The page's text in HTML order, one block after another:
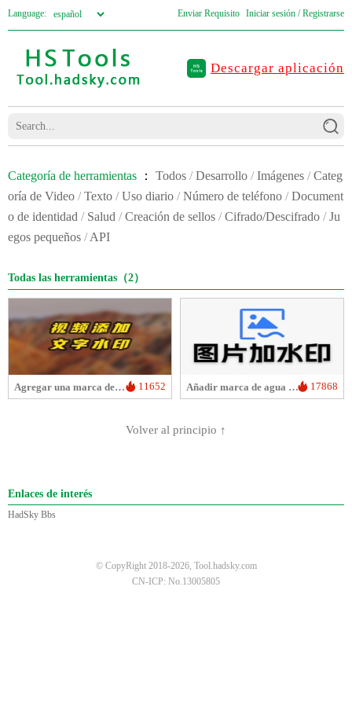
Language: Enviar Requisito Iniciar sesión / Registrarse
Descargar aplicación
Categoría de herramientas ： Todos / Desarrollo / Imágenes / Categ
oría de Video / Texto / Uso diario / Número de teléfono / Document
o de identidad / Salud / Creación de sellos / Cifrado/Descifrado / Ju
egos pequeños / API
Todas las herramientas（2）
Agregar una marca de agua al video 11652 Añadir marca de agua a la imagen 17868
Volver al principio ↑
Enlaces de interés
HadSky Bbs
© CopyRight 2018-2026, Tool.hadsky.com
CN-ICP: No.13005805